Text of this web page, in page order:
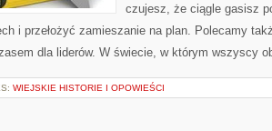
czujesz, że ciągle gasisz
i przełożyć zamieszanie na plan. Polecamy
dla liderów. W świecie, w którym wszyscy
WIEJSKIE HISTORIE I OPOWIEŚCI